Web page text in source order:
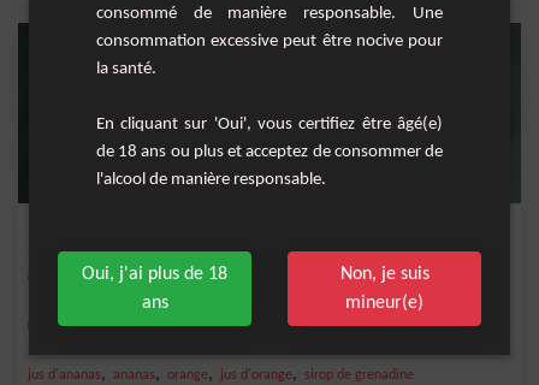
Cocktail sans alcool très apprécia par les enfants.
Facile
jus d'ananas, ananas, orange, jus d'orange, sirop de grenadine
consommé de manière responsable. Une
consommation excessive peut être nocive pour
la santé.
En cliquant sur 'Oui', vous certifiez être âgé(e)
de 18 ans ou plus et acceptez de consommer de
l'alcool de manière responsable.
Oui, j'ai plus de 18
ans
Non, je suis
mineur(e)